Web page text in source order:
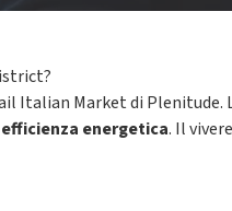
Italian Market di
efficienza energetica. Il